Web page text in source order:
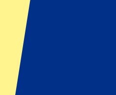
Haben Sie weitere Fragen?
Footer menu
Top-Klubs